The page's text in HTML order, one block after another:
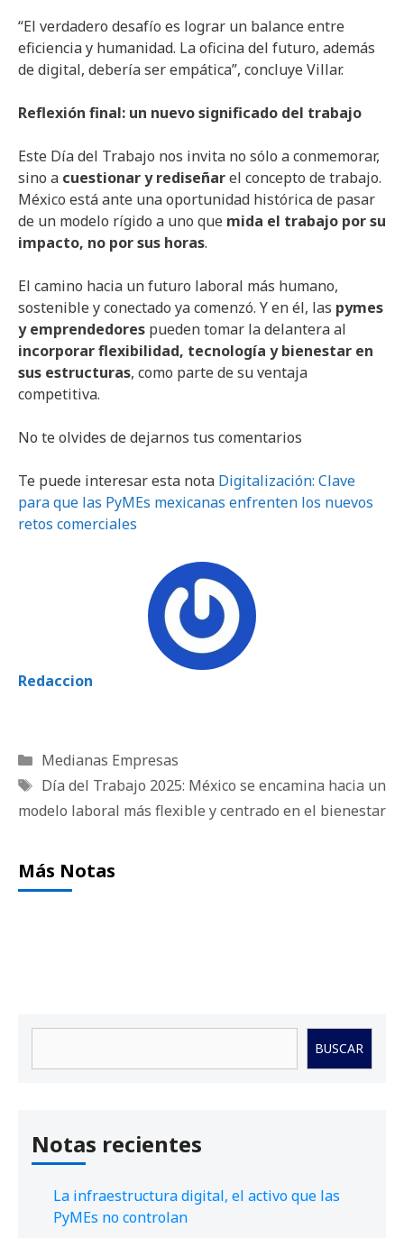
“El verdadero desafío es lograr un balance entre
eficiencia y humanidad. La oficina del futuro, además
de digital, debería ser empática”, concluye Villar.
Reflexión final: un nuevo significado del trabajo
Este Día del Trabajo nos invita no sólo a conmemorar,
sino a cuestionar y rediseñarel concepto de trabajo.
México está ante una oportunidad histórica de pasar
de un modelo rígido a uno que mida el trabajo por su
impacto, no por sus horas.
El camino hacia un futuro laboral más humano,
sostenible y conectado ya comenzó. Y en él, las pymes
y emprendedores pueden tomar la delantera al
incorporar flexibilidad, tecnología y bienestar en
sus estructuras, como parte de su ventaja
competitiva.
No te olvides de dejarnos tus comentarios
Te puede interesar esta nota Digitalización: Clave
para que las PyMEs mexicanas enfrenten los nuevos
retos comerciales
Redaccion
Categorías
Medianas Empresas
Etiquetas
Día del Trabajo 2025: México se encamina hacia un
modelo laboral más flexible y centrado en el bienestar
Más Notas
BUSCAR
Notas recientes
La infraestructura digital, el activo que las
PyMEs no controlan